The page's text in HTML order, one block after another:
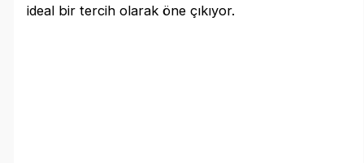
ideal bir tercih olarak öne çıkıyor.